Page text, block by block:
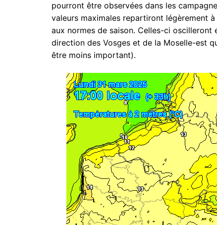
pourront être observées dans les
valeurs maximales repartiront légèrement
aux normes de saison. Celles-ci oscilleront
direction des Vosges et de la Moselle-est
être moins important).